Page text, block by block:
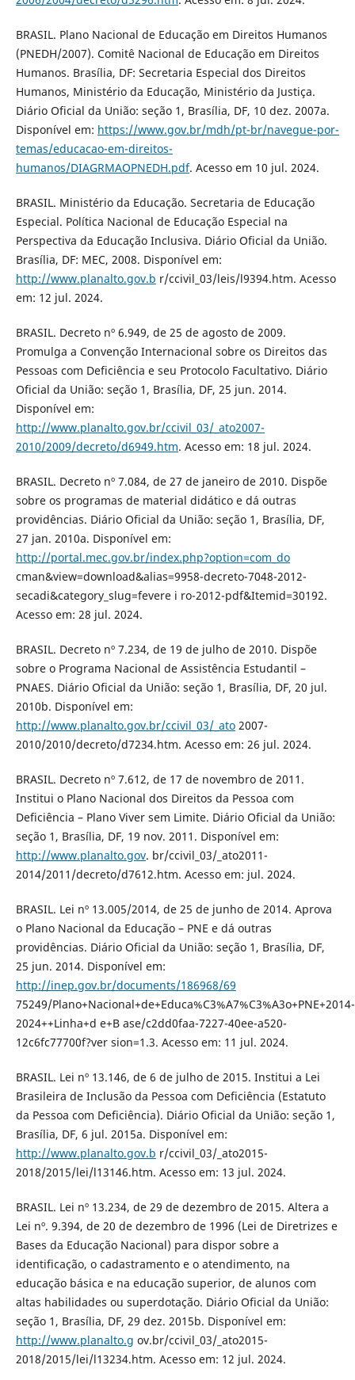
BRASIL. Plano Nacional de Educação em Direitos Humanos
(PNEDH/2007). Comitê Nacional de Educação em Direitos
Humanos. Brasília, DF: Secretaria Especial dos Direitos
Humanos, Ministério da Educação, Ministério da Justiça.
Diário Oficial da União: seção 1, Brasília, DF, 10 dez. 2007a.
Disponível em: https://www.gov.br/mdh/pt-br/navegue-por-
temas/educacao-em-direitos-
humanos/DIAGRMAOPNEDH.pdf. Acesso em 10 jul. 2024.
BRASIL. Ministério da Educação. Secretaria de Educação
Especial. Política Nacional de Educação Especial na
Perspectiva da Educação Inclusiva. Diário Oficial da União.
Brasília, DF: MEC, 2008. Disponível em:
http://www.planalto.gov.b r/ccivil_03/leis/l9394.htm. Acesso
em: 12 jul. 2024.
BRASIL. Decreto nº 6.949, de 25 de agosto de 2009.
Promulga a Convenção Internacional sobre os Direitos das
Pessoas com Deficiência e seu Protocolo Facultativo. Diário
Oficial da União: seção 1, Brasília, DF, 25 jun. 2014.
Disponível em:
http://www.planalto.gov.br/ccivil_03/_ato2007-
2010/2009/decreto/d6949.htm. Acesso em: 18 jul. 2024.
BRASIL. Decreto nº 7.084, de 27 de janeiro de 2010. Dispõe
sobre os programas de material didático e dá outras
providências. Diário Oficial da União: seção 1, Brasília, DF,
27 jan. 2010a. Disponível em:
http://portal.mec.gov.br/index.php?option=com_do
cman&view=download&alias=9958-decreto-7048-2012-
secadi&category_slug=fevere i ro-2012-pdf&Itemid=30192.
Acesso em: 28 jul. 2024.
BRASIL. Decreto nº 7.234, de 19 de julho de 2010. Dispõe
sobre o Programa Nacional de Assistência Estudantil –
PNAES. Diário Oficial da União: seção 1, Brasília, DF, 20 jul.
2010b. Disponível em:
http://www.planalto.gov.br/ccivil_03/_ato2007-
2010/2010/decreto/d7234.htm. Acesso em: 26 jul. 2024.
BRASIL. Decreto nº 7.612, de 17 de novembro de 2011.
Institui o Plano Nacional dos Direitos da Pessoa com
Deficiência – Plano Viver sem Limite. Diário Oficial da União:
seção 1, Brasília, DF, 19 nov. 2011. Disponível em:
http://www.planalto.gov. br/ccivil_03/_ato2011-
2014/2011/decreto/d7612.htm. Acesso em: jul. 2024.
BRASIL. Lei nº 13.005/2014, de 25 de junho de 2014. Aprova
o Plano Nacional da Educação – PNE e dá outras
providências. Diário Oficial da União: seção 1, Brasília, DF,
25 jun. 2014. Disponível em:
http://inep.gov.br/documents/186968/69
75249/Plano+Nacional+de+Educa%C3%A7%C3%A3o+PNE+2014-
2024++Linha+d e+B ase/c2dd0faa-7227-40ee-a520-
12c6fc77700f?ver sion=1.3. Acesso em: 11 jul. 2024.
BRASIL. Lei nº 13.146, de 6 de julho de 2015. Institui a Lei
Brasileira de Inclusão da Pessoa com Deficiência (Estatuto
da Pessoa com Deficiência). Diário Oficial da União: seção 1,
Brasília, DF, 6 jul. 2015a. Disponível em:
http://www.planalto.gov.b r/ccivil_03/_ato2015-
2018/2015/lei/l13146.htm. Acesso em: 13 jul. 2024.
BRASIL. Lei nº 13.234, de 29 de dezembro de 2015. Altera a
Lei nº. 9.394, de 20 de dezembro de 1996 (Lei de Diretrizes e
Bases da Educação Nacional) para dispor sobre a
identificação, o cadastramento e o atendimento, na
educação básica e na educação superior, de alunos com
altas habilidades ou superdotação. Diário Oficial da União:
seção 1, Brasília, DF, 29 dez. 2015b. Disponível em:
http://www.planalto.g ov.br/ccivil_03/_ato2015-
2018/2015/lei/l13234.htm. Acesso em: 12 jul. 2024.